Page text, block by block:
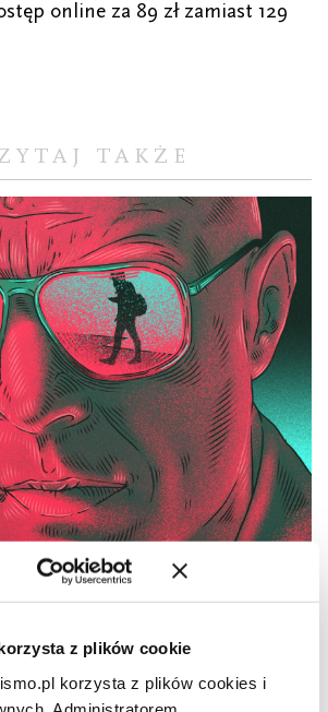
z plików cookie
korzysta z plików cookies i
online za 89 zł zamiast 129
TAKŻE
5. Odcinek 5. Stalker